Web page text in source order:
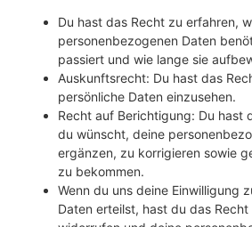
Du hast das Recht zu erfahren,
personenbezogenen Daten
passiert und wie lange sie
Auskunftsrecht: Du hast das
persönliche Daten einzusehen.
Recht auf Berichtigung: Du hast
du wünscht, deine
ergänzen, zu korrigieren sowie
zu bekommen.
Wenn du uns deine Einwilligung
Daten erteilst, hast du das